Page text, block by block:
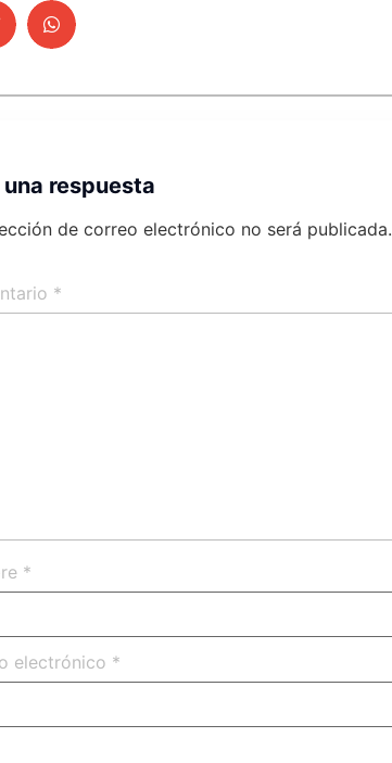
una respuesta
de correo electrónico no será publicada.
*
*
electrónico *